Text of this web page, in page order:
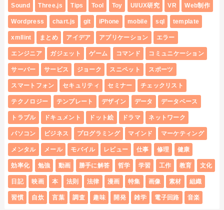
Sound Three.js Tips Tool Toy UI/UX研究 VR Web制作
Wordpress chart.js git iPhone mobile sql template
xmllint まとめ アイデア アプリケーション エラー
エンジニア ガジェット ゲーム コマンド コミュニケーション
サーバー サービス ジョーク スニペット スポーツ
スマートフォン セキュリティ セミナー チェックリスト
テクノロジー テンプレート デザイン データ データベース
トラブル ドキュメント ドット絵 ドラマ ネットワーク
パソコン ビジネス プログラミング マインド マーケティング
メンタル メール モバイル レビュー 仕事 修理 健康
効率化 勉強 動画 勝手に解答 哲学 学習 工作 教育 文化
日記 映画 本 法則 法律 漫画 特集 画像 素材 組織
習慣 自炊 言葉 調査 趣味 開発 雑学 電子回路 音楽